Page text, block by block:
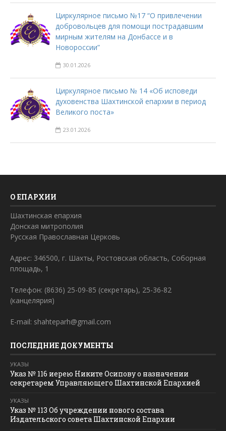
Циркулярное письмо №17 “О привлечении
добровольцев для помощи пострадавшим
мирным жителям на Донбассе и в
Новороссии”
30.01.2026
Циркулярное письмо № 14 «Об исповеди
духовенства Шахтинской епархии в период
Великого поста»
23.01.2026
О ЕПАРХИИ
Шахтинская епархия
Донская митрополия
Русская Православная Церковь
Адрес: 346500, г. Шахты, Ростовская область, Соборная
площадь, 1
Телефон: (8636) 25-09-85 (секретарь), 25-36-82
(канцелярия)
E-mail: shahteparh@gmail.com
ПОСЛЕДНИЕ ДОКУМЕНТЫ
УКАЗЫ
Указ № 116 иерею Никите Осипову о назначении
секретарем Управляющего Шахтинской Епархией
УКАЗЫ
Указ № 113 Об учреждении нового состава
Издательского совета Шахтинской Епархии